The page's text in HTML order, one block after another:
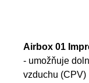
Airbox 01
- umožňuje
vzduchu (CPV)